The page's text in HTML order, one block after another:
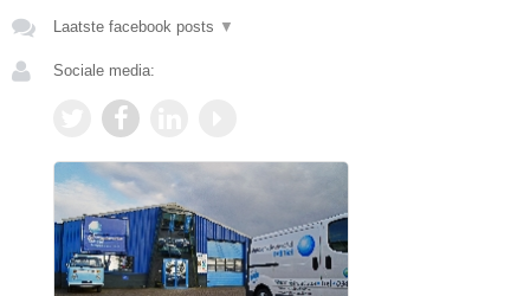
Laatste facebook posts ▼
Sociale media: